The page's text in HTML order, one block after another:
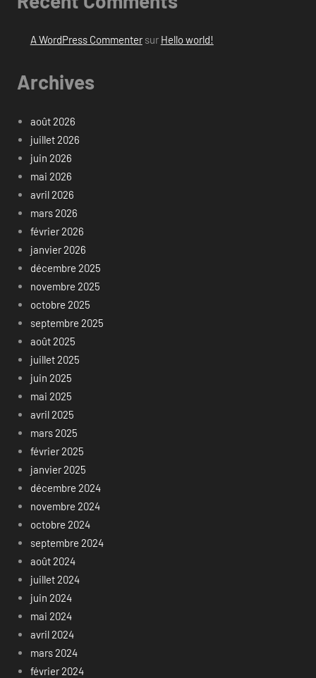
A WordPress Commentersur Hello world!
Archives
août 2026
juillet 2026
juin 2026
mai 2026
avril 2026
mars 2026
février 2026
janvier 2026
décembre 2025
novembre 2025
octobre 2025
septembre 2025
août 2025
juillet 2025
juin 2025
mai 2025
avril 2025
mars 2025
février 2025
janvier 2025
décembre 2024
novembre 2024
octobre 2024
septembre 2024
août 2024
juillet 2024
juin 2024
mai 2024
avril 2024
mars 2024
février 2024